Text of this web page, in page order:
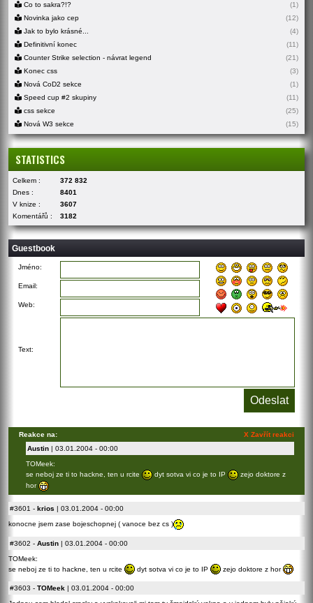
Co to sakra?!?
(1)
Novinka jako cep
(12)
Jak to bylo krásné...
(4)
Definitivní konec
(11)
Counter Strike selection - návrat legend
(21)
Konec css
(3)
Nová CoD2 sekce
(1)
Speed cup #2 skupiny
(11)
css sekce
(25)
Nová W3 sekce
(15)
STATISTICS
Celkem :
372 832
Dnes :
8401
V knize :
3607
Komentářů :
3182
Guestbook
Jméno:
Email:
Web:
Text:
X Zavřít reakci
Reakce na:
Austin | 03.01.2004 - 00:00
TOMeek:
se neboj ze ti to hackne, ten u rcite
dyt sotva vi co je to IP
zejo doktore z
hor
#3601 - krios | 03.01.2004 - 00:00
konocne jsem zase bojeschopnej ( vanoce bez cs )
#3602 - Austin | 03.01.2004 - 00:00
TOMeek:
se neboj ze ti to hackne, ten u rcite
dyt sotva vi co je to IP zejo doktore z hor
#3603 - TOMeek | 03.01.2004 - 00:00